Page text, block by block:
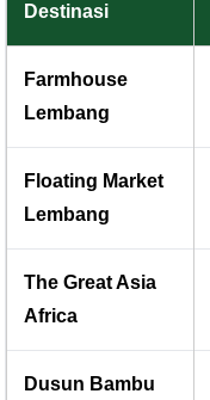
Destinasi
Farmhouse
Lembang
Floating Market
Lembang
The Great Asia
Africa
Dusun Bambu